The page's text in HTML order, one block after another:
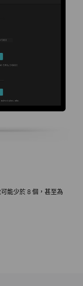
能少於 8 個，甚至為